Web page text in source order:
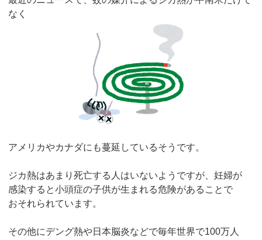
なく
アメリカやカナダにも蔓延しているそうです。
ジカ熱はあまり死亡する人はいないようですが、妊婦が
感染すると小頭症の子供が生まれる危険があることで
おそれられています。
その他にデング熱や日本脳炎などで毎年世界で100万人